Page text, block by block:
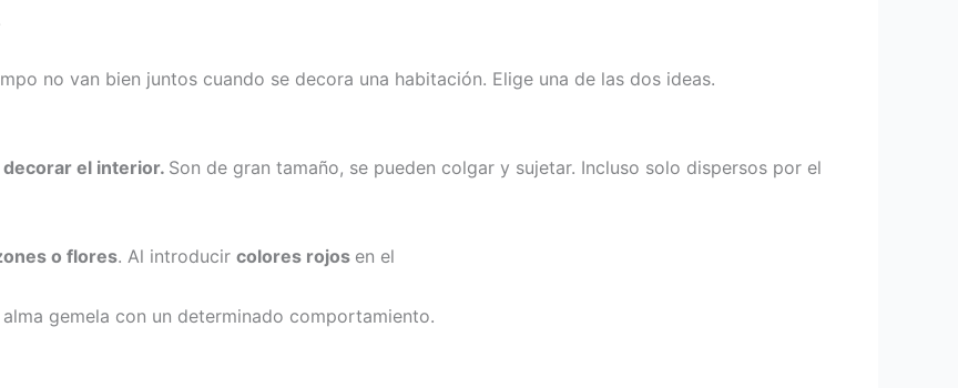
no van bien juntos cuando se decora una habitación. Elige una de las dos ideas.
el interior. Son de gran tamaño, se pueden colgar y sujetar. Incluso solo dispersos por el
o flores. Al introducir colores rojos en el
gemela con un determinado comportamiento.